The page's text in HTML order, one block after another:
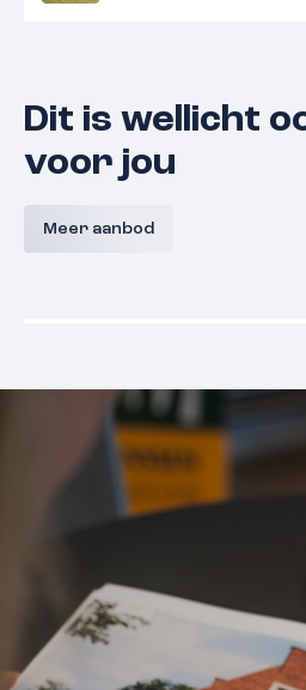
Dit is wellicht
voor jou
Meer aanbod